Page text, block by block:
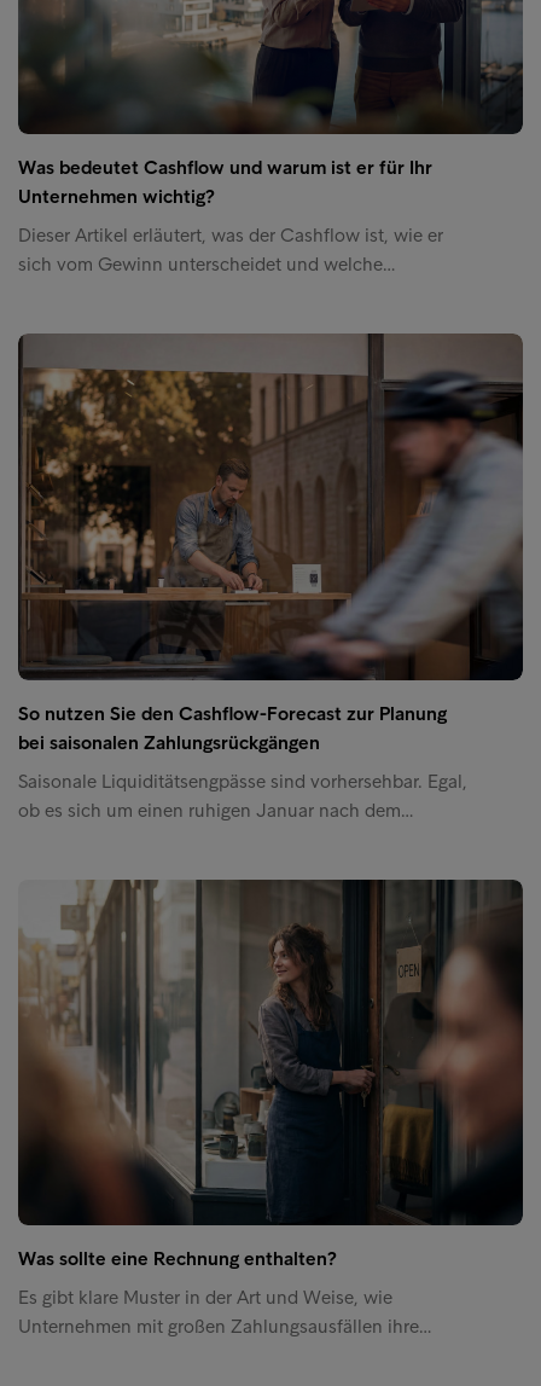
Was bedeutet Cashflow und warum ist er für Ihr
Unternehmen wichtig?
Dieser Artikel erläutert, was der Cashflow ist, wie er
sich vom Gewinn unterscheidet und welche…
So nutzen Sie den Cashflow-Forecast zur Planung
bei saisonalen Zahlungsrückgängen
Saisonale Liquiditätsengpässe sind vorhersehbar. Egal,
ob es sich um einen ruhigen Januar nach dem…
Was sollte eine Rechnung enthalten?
Es gibt klare Muster in der Art und Weise, wie
Unternehmen mit großen Zahlungsausfällen ihre…